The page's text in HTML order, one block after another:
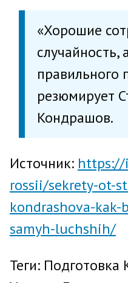
«Хорошие
случайность,
правильного
резюмирует
Кондрашов.
Источник: https://
rossii/sekrety-ot-
kondrashova-
samyh-luchshih/
Теги: Подготовка